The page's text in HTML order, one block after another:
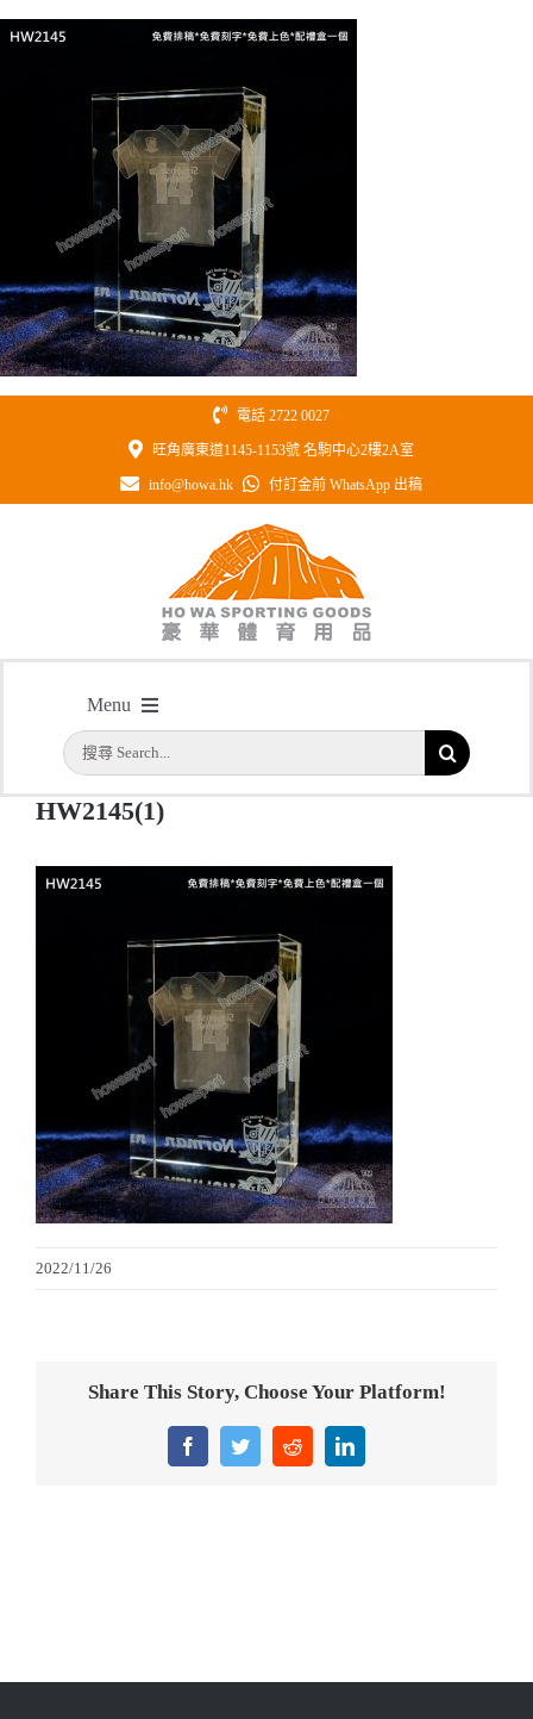
Skip
電話 2722 0027
旺角廣東道1145-1153號 名駒中心2樓2A室
info@howa.hk 付訂金前 WhatsApp 出稿
Menu
首頁
公司簡介
水晶獎座
金箔畫
意大利獎盃
旗座/旗桿
搜
索
結
主頁 / 型號: HW2145 3D鐳射內雕全透明紀念水晶
HW2145(1)
2022/11/26
Share This Story, Choose Your Platform!
FacebookTwitterRedditLinkedIn